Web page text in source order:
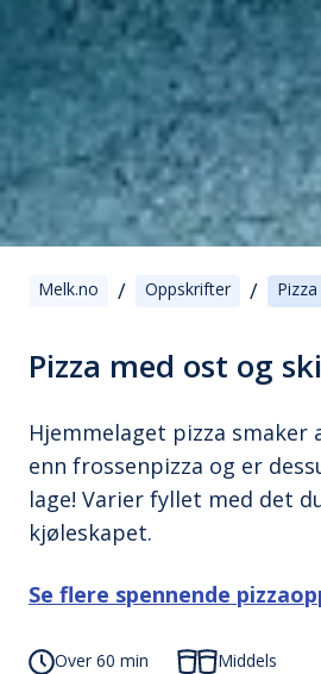
Melk.no / Oppskrifter / Pizza
Pizza med ost og
Hjemmelaget pizza smaker
enn frossenpizza og er
lage! Varier fyllet med det
kjøleskapet.
Se flere spennende
Over 60 min Middels